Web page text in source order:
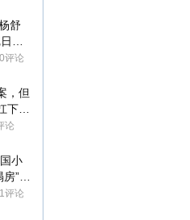
舒
利
评论
，但
去
论
小
”了
评论